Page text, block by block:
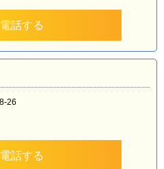
電話する
26
電話する